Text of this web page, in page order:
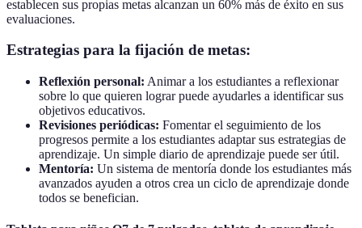
establecen sus propias metas alcanzan un 60% más de éxito en sus
evaluaciones.
Estrategias para la fijación de metas:
Reflexión personal: Animar a los estudiantes a reflexionar
sobre lo que quieren lograr puede ayudarles a identificar sus
objetivos educativos.
Revisiones periódicas: Fomentar el seguimiento de los
progresos permite a los estudiantes adaptar sus estrategias de
aprendizaje. Un simple diario de aprendizaje puede ser útil.
Mentoría: Un sistema de mentoría donde los estudiantes más
avanzados ayuden a otros crea un ciclo de aprendizaje donde
todos se benefician.